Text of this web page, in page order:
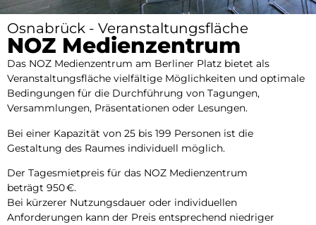
Osnabrück - Veranstaltungsfläche
NOZ Medienzentrum
Das NOZ Medienzentrum am Berliner Platz bietet als
Veranstaltungsfläche vielfältige Möglichkeiten und optimale
Bedingungen für die Durchführung von Tagungen,
Versammlungen, Präsentationen oder Lesungen.
Bei einer Kapazität von 25 bis 199 Personen ist die
Gestaltung des Raumes individuell möglich.
Der Tagesmietpreis für das NOZ Medienzentrum
beträgt 950 €.
Bei kürzerer Nutzungsdauer oder individuellen
Anforderungen kann der Preis entsprechend niedriger